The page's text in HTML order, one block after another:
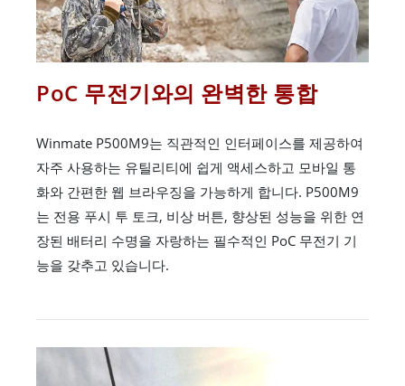
PoC 무전기와의 완벽한 통합
Winmate P500M9는 직관적인 인터페이스를 제공하여
자주 사용하는 유틸리티에 쉽게 액세스하고 모바일 통
화와 간편한 웹 브라우징을 가능하게 합니다. P500M9
는 전용 푸시 투 토크, 비상 버튼, 향상된 성능을 위한 연
장된 배터리 수명을 자랑하는 필수적인 PoC 무전기 기
능을 갖추고 있습니다.